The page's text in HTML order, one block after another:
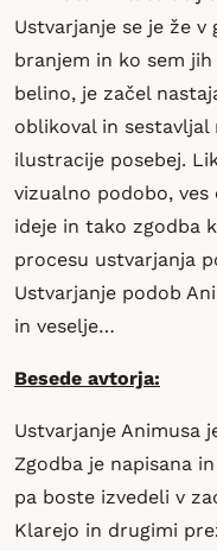
Ustvarjanje se je že v
branjem in ko sem
belino, je začel
oblikoval in sestavljal
ilustracije posebej.
vizualno podobo, ves
ideje in tako zgodba
procesu ustvarjanja
Ustvarjanje podob
in veselje…
Besede avtorja:
Ustvarjanje Animusa
Zgodba je napisana
pa boste izvedeli v
Klarejo in drugimi